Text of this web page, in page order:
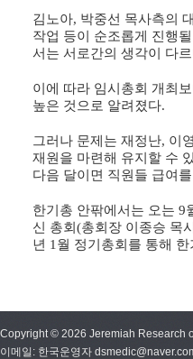
김노아, 박중선 목사측의
작업 등이 순조롭게 진행
서는 서로간의 생각이 다
이에 따라 임시총회 개최
높은 것으로 알려졌다.
그러나 문제는 재정난, 이
재원을 마련해 유지할 수
다음 달이면 직원들 급여
한기총 안팎에서는 오는 9
신 총회 (총회장 이종승 목
년 1 월 정기총회를 통해
Copyright © 2026 Jeremiah Research
이메일: 한국운영자